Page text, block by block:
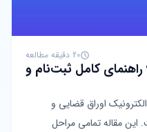
20 دقیقه مطالعه
کامل ثبت‌نام و
الکترونیک اوراق قضایی و
این مقاله تمامی مراحل